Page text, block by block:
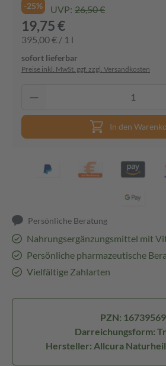
-25% UVP: 26,50 €
19,75 €
395,00 € / 1 l
sofort lieferbar
Preise inkl. MwSt. ggf. zzgl. Versandkosten
In den
Persönliche Beratung
Nahrungsergänzungsmittel mit
Persönliche pharmazeutische
Vielfältige Zahlarten
PZN: 16739569
Darreichungsform:
Hersteller: Allcura